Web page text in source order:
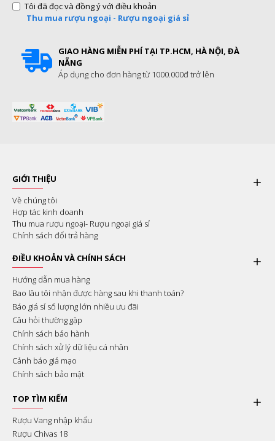
Tôi đã đọc và đồng ý với điều khoản
Thu mua rượu ngoại - Rượu ngoại giá sỉ
GIAO HÀNG MIỄN PHÍ TẠI TP.HCM, HÀ NỘI, ĐÀ
NẴNG
Áp dụng cho đơn hàng từ 1000.000đ trở lên
GIỚI THIỆU
Về chúng tôi
Hợp tác kinh doanh
Thu mua rượu ngoại- Rượu ngoại giá sỉ
Chính sách đổi trả hàng
ĐIỀU KHOẢN VÀ CHÍNH SÁCH
Hướng dẫn mua hàng
Bao lâu tôi nhận được hàng sau khi thanh toán?
Báo giá sỉ số lượng lớn nhiều ưu đãi
Câu hỏi thường gặp
Chính sách bảo hành
Chính sách xử lý dữ liệu cá nhân
Cảnh báo giả mạo
Chính sách bảo mật
TOP TÌM KIẾM
Rượu Vang nhập khẩu
Rượu Chivas 18